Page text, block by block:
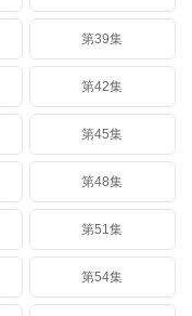
第39集
第42集
第45集
第48集
第51集
第54集